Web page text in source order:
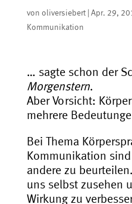
von oliversiebert|Apr. 29,
Kommunikation
… sagte schon der
Morgenstern.
Aber Vorsicht:
mehrere
Bei Thema
Kommunikation
andere zu
uns selbst zusehen
Wirkung zu